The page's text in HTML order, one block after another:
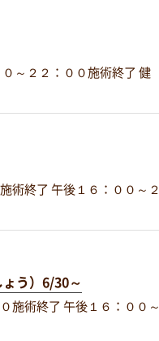
～２２：００施術終了 健
術終了 午後１６：００～２
う）6/30～
施術終了 午後１６：００～